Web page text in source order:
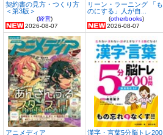
契約書の見方・つくり方
＜第3版＞
(経営)
2026-08-07
リーン・ラーニング 「も
のにする」人が自...
(otherbooks)
2026-08-07
アニメディア 漢字・言葉5分脳トレ200